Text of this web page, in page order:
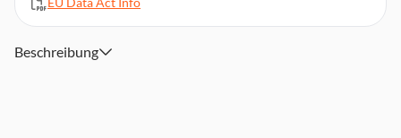
Gewicht: 5,1 kg
SafeTouch Oberfläche: keine Verbrennungsgefahr
Beschreibung